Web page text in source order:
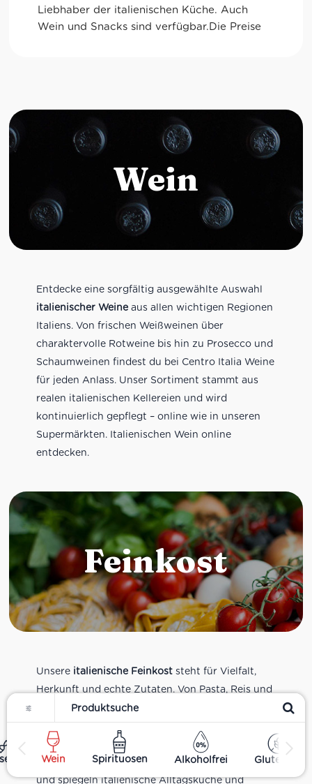
Wein Spirituosen Alkoholfrei Glutenfrei
glutenfreie Optionen.
Wein
Entdecke eine sorgfältig ausgewählte Auswahl
italienischer Weineaus allen wichtigen Regionen
Italiens. Von frischen Weißweinen über
charaktervolle Rotweine bis hin zu Prosecco und
Schaumweinen findest du bei Centro Italia Weine
für jeden Anlass. Unser Sortiment stammt aus
realen italienischen Kellereien und wird
kontinuierlich gepflegt – online wie in unseren
Supermärkten. Italienischen Wein online
entdecken.
Feinkost
Unsere italienische Feinkoststeht für Vielfalt,
Herkunft und echte Zutaten. Von Pasta, Reis und
Tomatensaucen über Olivenöl, Antipasti und
Pesto bis zu Balsamico und Spezialitäten aus
verschiedenen Regionen Italiens. Alle Produkte
sind Teil unseres realen Supermarkt-Sortiments
und spiegeln italienische Alltagsküche und